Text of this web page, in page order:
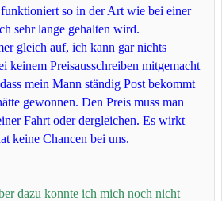
so in der Art wie bei einer
sehr lange gehalten wird.
gleich auf, ich kann gar nichts
keinem Preisausschreiben mitgemacht
mein Mann ständig Post bekommt
gewonnen. Den Preis muss man
Fahrt oder dergleichen. Es wirkt
keine Chancen bei uns.
dazu konnte ich mich noch nicht